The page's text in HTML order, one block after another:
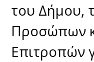
του Δήμου,
Προσώπων
Επιτροπών